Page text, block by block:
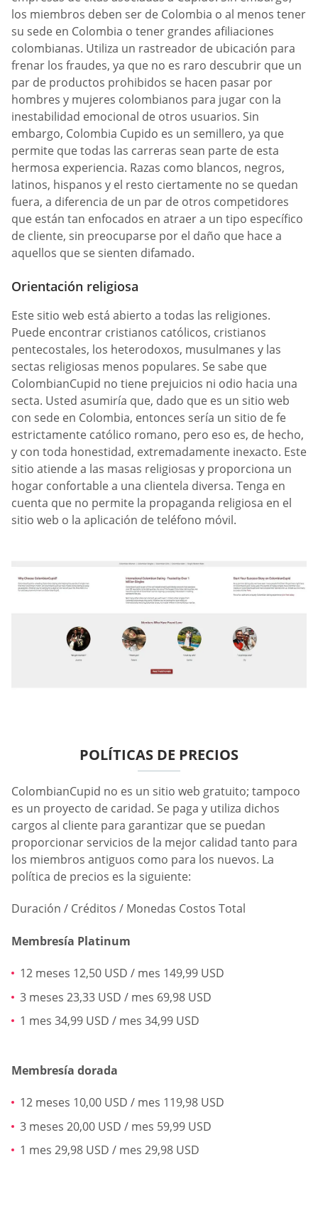
los miembros deben ser de Colombia o al menos tener
su sede en Colombia o tener grandes afiliaciones
colombianas. Utiliza un rastreador de ubicación para
frenar los fraudes, ya que no es raro descubrir que un
par de productos prohibidos se hacen pasar por
hombres y mujeres colombianos para jugar con la
inestabilidad emocional de otros usuarios. Sin
embargo, Colombia Cupido es un semillero, ya que
permite que todas las carreras sean parte de esta
hermosa experiencia. Razas como blancos, negros,
latinos, hispanos y el resto ciertamente no se quedan
fuera, a diferencia de un par de otros competidores
que están tan enfocados en atraer a un tipo específico
de cliente, sin preocuparse por el daño que hace a
aquellos que se sienten difamado.
Orientación religiosa
Este sitio web está abierto a todas las religiones.
Puede encontrar cristianos católicos, cristianos
pentecostales, los heterodoxos, musulmanes y las
sectas religiosas menos populares. Se sabe que
ColombianCupid no tiene prejuicios ni odio hacia una
secta. Usted asumiría que, dado que es un sitio web
con sede en Colombia, entonces sería un sitio de fe
estrictamente católico romano, pero eso es, de hecho,
y con toda honestidad, extremadamente inexacto. Este
sitio atiende a las masas religiosas y proporciona un
hogar confortable a una clientela diversa. Tenga en
cuenta que no permite la propaganda religiosa en el
sitio web o la aplicación de teléfono móvil.
POLÍTICAS DE PRECIOS
ColombianCupid no es un sitio web gratuito; tampoco
es un proyecto de caridad. Se paga y utiliza dichos
cargos al cliente para garantizar que se puedan
proporcionar servicios de la mejor calidad tanto para
los miembros antiguos como para los nuevos. La
política de precios es la siguiente:
Duración / Créditos / Monedas Costos Total
Membresía Platinum
12 meses 12,50 USD / mes 149,99 USD
3 meses 23,33 USD / mes 69,98 USD
1 mes 34,99 USD / mes 34,99 USD
Membresía dorada
12 meses 10,00 USD / mes 119,98 USD
3 meses 20,00 USD / mes 59,99 USD
1 mes 29,98 USD / mes 29,98 USD